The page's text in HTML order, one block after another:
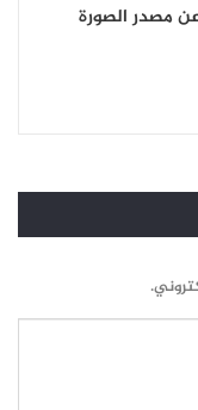
مصدر الصورة